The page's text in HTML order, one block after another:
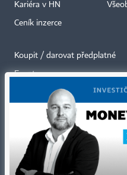
Kariéra v HN
Ceník inzerce
Koupit / darovat předplatné
Eventy
Newslettery
RSS kanály
Autorská práva vykonává
zakázáno jakékoli užití částí nebo